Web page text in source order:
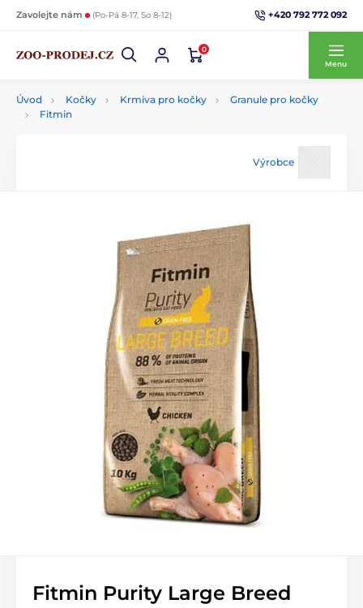
Zavolejte nám (Po-Pá 8-17, So 8-12) +420 792 772 092
0
Menu
Úvod Kočky Krmiva pro kočky
Granule pro kočky
Fitmin
Výrobce
Fitmin Purity Large Breed